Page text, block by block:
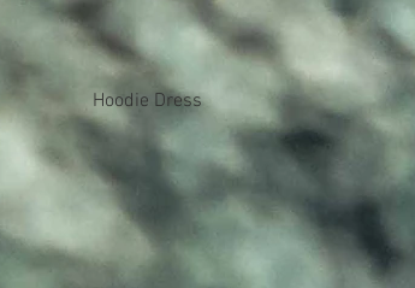
Podgląd
Hoodie Dress